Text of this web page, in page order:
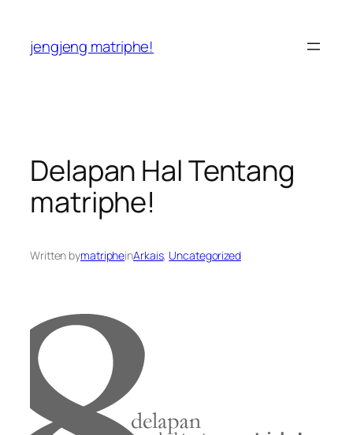
content
jengjeng matriphe!
Delapan Hal Tentang
matriphe!
Written bymatripheinArkais, Uncategorized